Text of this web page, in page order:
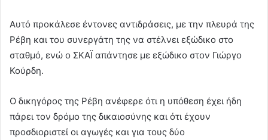
Αυτό προκάλεσε έντονες αντιδράσεις, με την πλευρά της
Ρέβη και του συνεργάτη της να στέλνει εξώδικο στο
σταθμό, ενώ ο ΣΚΑΪ απάντησε με εξώδικο στον Γιώργο
Κούρδη.
Ο δικηγόρος της Ρέβη ανέφερε ότι η υπόθεση έχει ήδη
πάρει τον δρόμο της δικαιοσύνης και ότι έχουν
προσδιοριστεί οι αγωγές και για τους δύο